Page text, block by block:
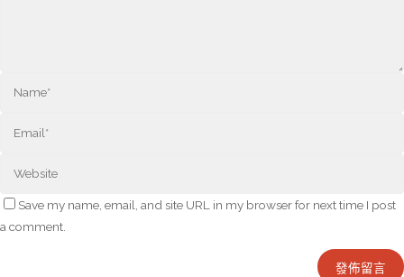
Save my name, email, and site URL in my browser for next time I post
a comment.